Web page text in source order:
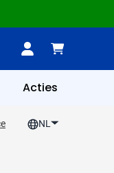
Acties
NL